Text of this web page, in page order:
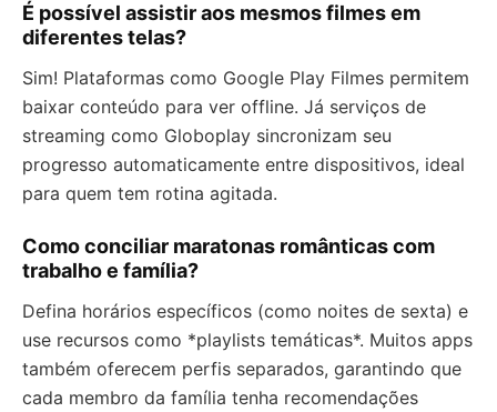
É possível assistir aos mesmos filmes em
diferentes telas?
Sim! Plataformas como Google Play Filmes permitem
baixar conteúdo para ver offline. Já serviços de
streaming como Globoplay sincronizam seu
progresso automaticamente entre dispositivos, ideal
para quem tem rotina agitada.
Como conciliar maratonas românticas com
trabalho e família?
Defina horários específicos (como noites de sexta) e
use recursos como *playlists temáticas*. Muitos apps
também oferecem perfis separados, garantindo que
cada membro da família tenha recomendações